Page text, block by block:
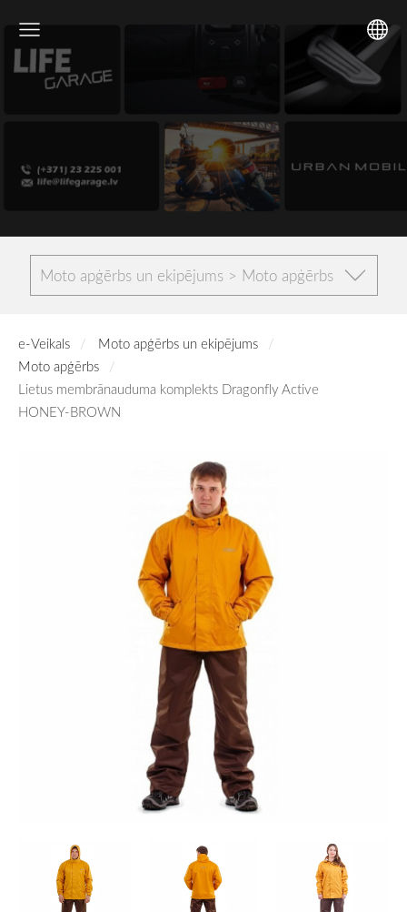
Moto apģērbs un ekipējums > Moto apģērbs
e-Veikals
Moto apģērbs un ekipējums
Moto apģērbs
Lietus membrānauduma komplekts Dragonfly Active
HONEY-BROWN